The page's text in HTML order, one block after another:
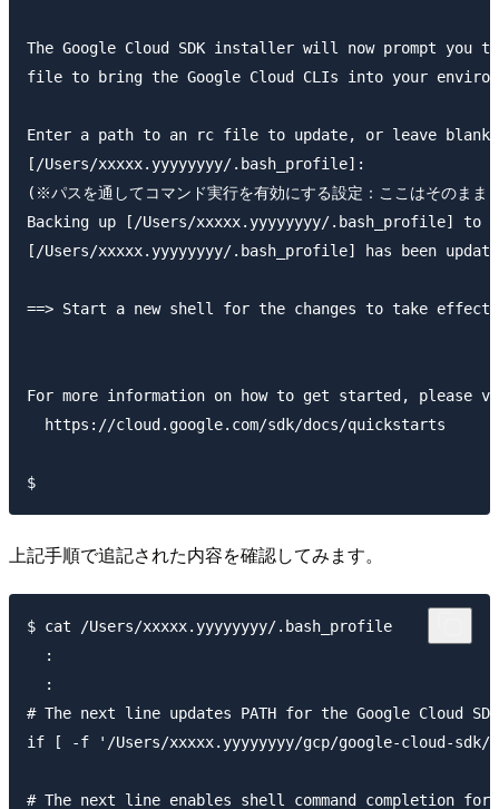
The Google Cloud SDK installer will now prompt you
file to bring the Google Cloud CLIs into your
Enter a path to an rc file to update, or leave
[/Users/xxxxx.yyyyyyyy/.bash_profile]:
(※パスを通してコマンド実行を有効にする設定：ここはそのま
Backing up [/Users/xxxxx.yyyyyyyy/.bash_profile] to
[/Users/xxxxx.yyyyyyyy/.bash_profile] has been
==> Start a new shell for the changes to take effect.
For more information on how to get started, please
  https://cloud.google.com/sdk/docs/quickstarts
上記手順で追記された内容を確認してみます。
$ cat /Users/xxxxx.yyyyyyyy/.bash_profile
  :
  :
# The next line updates PATH for the Google Cloud
if [ -f '/Users/xxxxx.yyyyyyyy/gcp/google-cloud-
# The next line enables shell command completion for